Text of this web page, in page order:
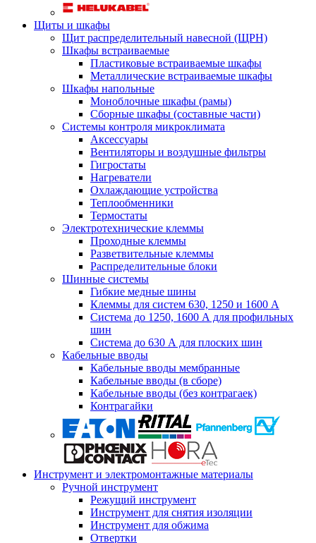
Щиты и шкафы
Щит распределительный навесной (ЩРН)
Шкафы встраиваемые
Пластиковые встраиваемые шкафы
Металлические встраиваемые шкафы
Шкафы напольные
Моноблочные шкафы (рамы)
Сборные шкафы (составные части)
Системы контроля микроклимата
Аксессуары
Вентиляторы и воздушные фильтры
Гигростаты
Нагреватели
Охлаждающие устройства
Теплообменники
Термостаты
Электротехнические клеммы
Проходные клеммы
Разветвительные клеммы
Распределительные блоки
Шинные системы
Гибкие медные шины
Клеммы для систем 630, 1250 и 1600 А
Система до 1250, 1600 А для профильных
шин
Система до 630 А для плоских шин
Кабельные вводы
Кабельные вводы мембранные
Кабельные вводы (в сборе)
Кабельные вводы (без контрагаек)
Контрагайки
Инструмент и электромонтажные материалы
Ручной инструмент
Режущий инструмент
Инструмент для снятия изоляции
Инструмент для обжима
Отвертки